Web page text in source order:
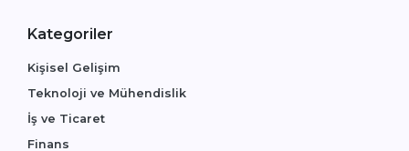
Kategoriler
Kişisel Gelişim
Teknoloji ve Mühendislik
İş ve Ticaret
Finans